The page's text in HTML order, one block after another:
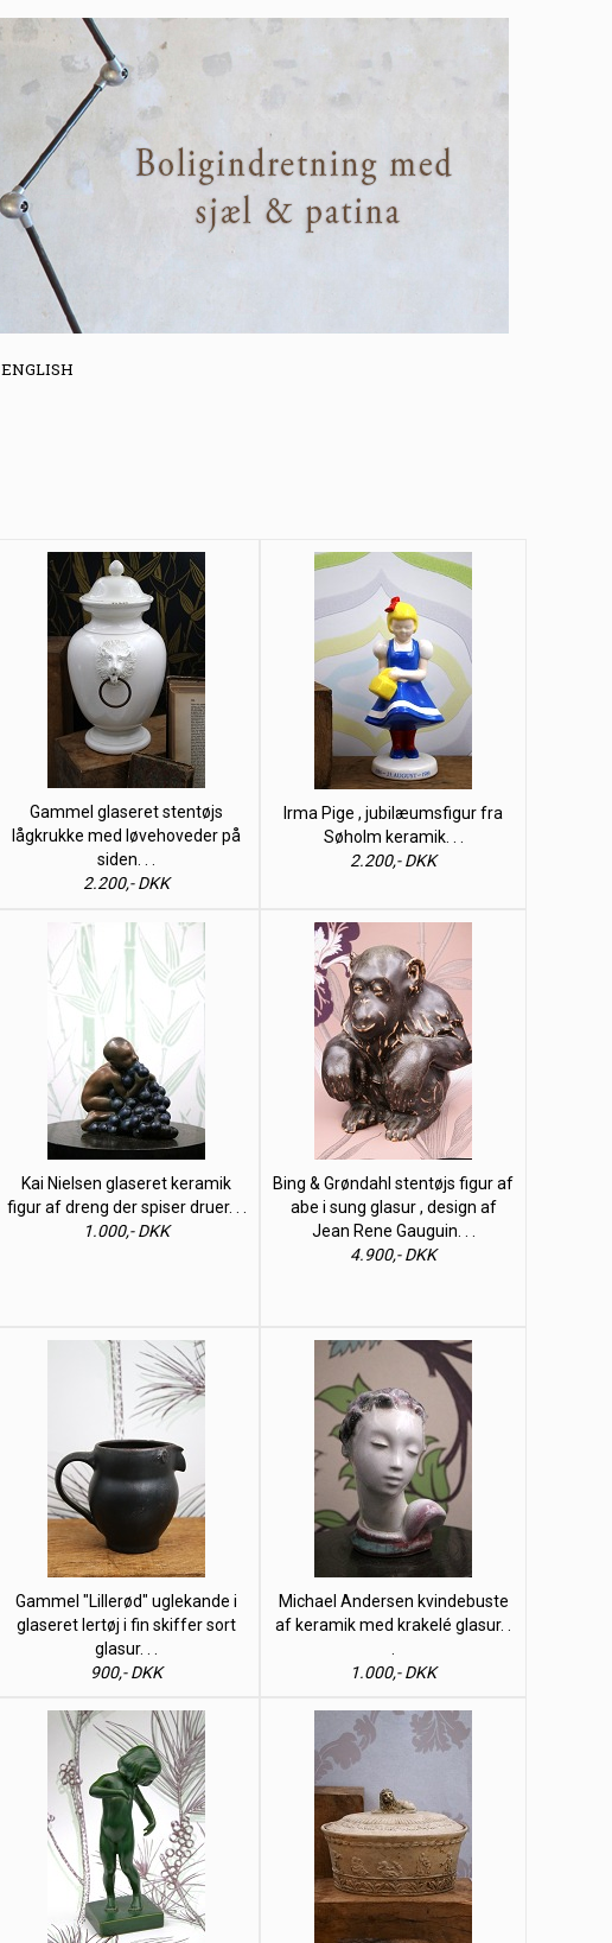
ENGLISH
Gammel glaseret stentøjs
lågkrukke med løvehoveder på
siden. . .
2.200,- DKK
Irma Pige , jubilæumsfigur fra
Søholm keramik. . .
2.200,- DKK
Kai Nielsen glaseret keramik
figur af dreng der spiser druer. . .
1.000,- DKK
Bing & Grøndahl stentøjs figur af
abe i sung glasur , design af
Jean Rene Gauguin. . .
4.900,- DKK
Gammel "Lillerød" uglekande i
glaseret lertøj i fin skiffer sort
glasur. . .
900,- DKK
Michael Andersen kvindebuste
af keramik med krakelé glasur. .
1.000,- DKK